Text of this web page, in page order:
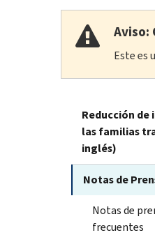
Aviso:
Este es
Reducción de
las familias
inglés)
Notas de
Notas de
frecuentes